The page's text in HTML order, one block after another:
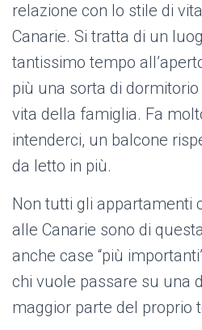
relazione con lo stile di
Canarie. Si tratta di un
tantissimo tempo
più una sorta di
vita della famiglia. Fa
intenderci, un balcone
da letto in più.
Non tutti gli appartamenti
alle Canarie sono di
anche case “più
chi vuole passare su una
maggior parte del proprio